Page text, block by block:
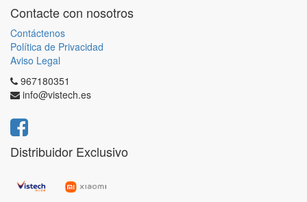
Contacte con nosotros
Contáctenos
Política de Privacidad
Aviso Legal
967180351
info@vistech.es
Distribuidor Exclusivo